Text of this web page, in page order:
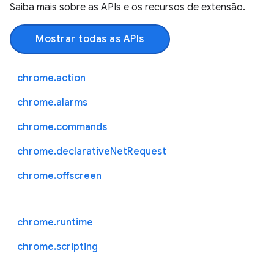
Saiba mais sobre as APIs e os recursos de extensão.
Mostrar todas as APIs
chrome.action
chrome.alarms
chrome.commands
chrome.declarativeNetRequest
chrome.offscreen
chrome.runtime
chrome.scripting